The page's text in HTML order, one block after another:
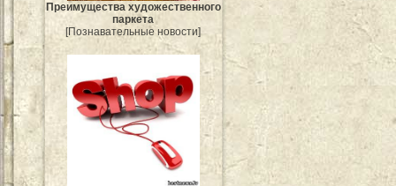
Преимущества художественного
паркета
[Познавательные новости]